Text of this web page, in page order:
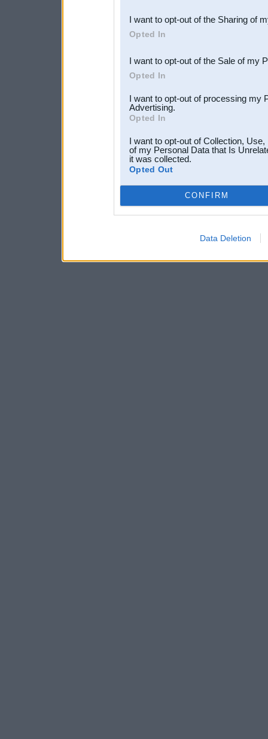
Downstream Participants
third parties.
I want to opt-out of the Sharing of
Opted In
I want to opt-out of the Sale of my
Opted In
I want to opt-out of processing my
Advertising.
Opted In
I want to opt-out of Collection,
of my Personal Data that Is
it was collected.
Opted Out
CONFIRM
Data Deletion